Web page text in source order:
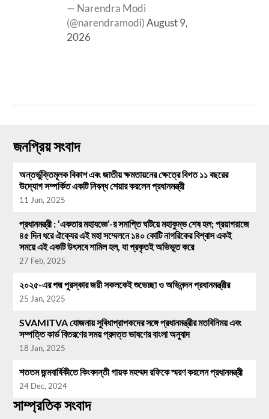
— Narendra Modi
(@narendramodi)August 9,
2026
জনপ্রিয় সংবাদ
অন্তর্ভুক্তিমূলক বিকাশ এবং জাতীয় ক্ষমতায়নের ক্ষেত্রে বিগত ১১ বছরের
উদ্যোগ সম্পর্কিত একটি নিবন্ধ শেয়ার করলেন প্রধানমন্ত্রী
11 Jun, 2025
প্রধানমন্ত্রী : ‘একতার মহাযজ্ঞে’-র সমাপ্তি ঘটিয়ে মহাকুম্ভ শেষ হল; প্রয়াগরাজে
৪৫ দিন ধরে ঐক্যের এই মহা সম্মেলনে ১৪০ কোটি নাগরিকের বিশ্বাস একই
সময়ে এই একটি উৎসবে শামিল হল, যা প্রকৃতই অভিভূত করে
27 Feb, 2025
২০২৫-এর পদ্ম পুরস্কার জয়ী সকলকেই শুভেচ্ছা ও অভিনন্দন প্রধানমন্ত্রীর
25 Jan, 2025
SVAMITVA যোজনায় সুবিধাপ্রাপকদের সঙ্গে প্রধানমন্ত্রীর মতবিনিময় এবং
সম্পত্তি কার্ড বিতরণের সময় প্রদত্ত ভাষণের বাংলা অনুবাদ
18 Jan, 2025
শততম জন্মবার্ষিকীতে কিংবদন্তী গায়ক মহম্মদ রফিকে স্মরণ করলেন প্রধানমন্ত্রী
24 Dec, 2024
সাম্প্রতিক সংবাদ